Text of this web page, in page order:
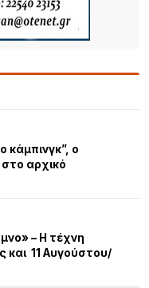
κάμπινγκ”, ο
αρχικό
– Η τέχνη
και 11 Αυγούστου/